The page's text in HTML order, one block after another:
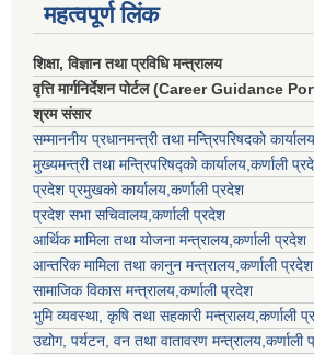
महत्वपूर्ण लिंक
शिक्षा, विज्ञान तथा प्रविधि मन्त्रालय
वृत्ति मार्गनिर्देशन पोर्टल (Career Guidance
श्रम संसार
सम्माननीय प्रधानमन्त्री तथा मन्त्रिपरिषद‌को कार्यालय
मुख्यमन्त्री तथा मन्त्रिपरिषद्को कार्यालय,कर्णाली
प्रदेश प्रमुखको कार्यालय,कर्णाली प्रदेश
प्रदेश सभा सचिवालय,कर्णाली प्रदेश
आर्थिक मामिला तथा योजना मन्त्रालय,कर्णाली प्रदेश
आन्तरिक मामिला तथा कानुन मन्त्रालय,कर्णाली प्रदेश
सामाजिक विकास मन्त्रालय,कर्णाली प्रदेश
भुमि व्यवस्था, कृषि तथा सहकारी मन्त्रालय,कर्णाली
उद्योग, पर्यटन, वन तथा वातावरण मन्त्रालय,कर्णाली